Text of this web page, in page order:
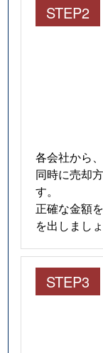
STEP2
各会社から
同時に売却
す。
正確な金額
を出しまし
STEP3